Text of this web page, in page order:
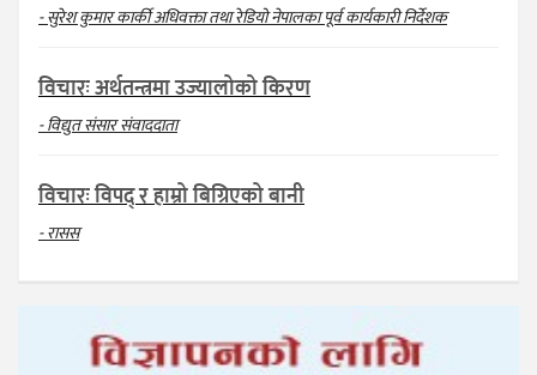
- सुरेश कुमार कार्की अधिवक्ता तथा रेडियो नेपालका पूर्व कार्यकारी निर्देशक
विचारः अर्थतन्त्रमा उज्यालोको किरण
- विद्युत संसार संवाददाता
विचारः विपद् र हाम्रो बिग्रिएको बानी
- रासस